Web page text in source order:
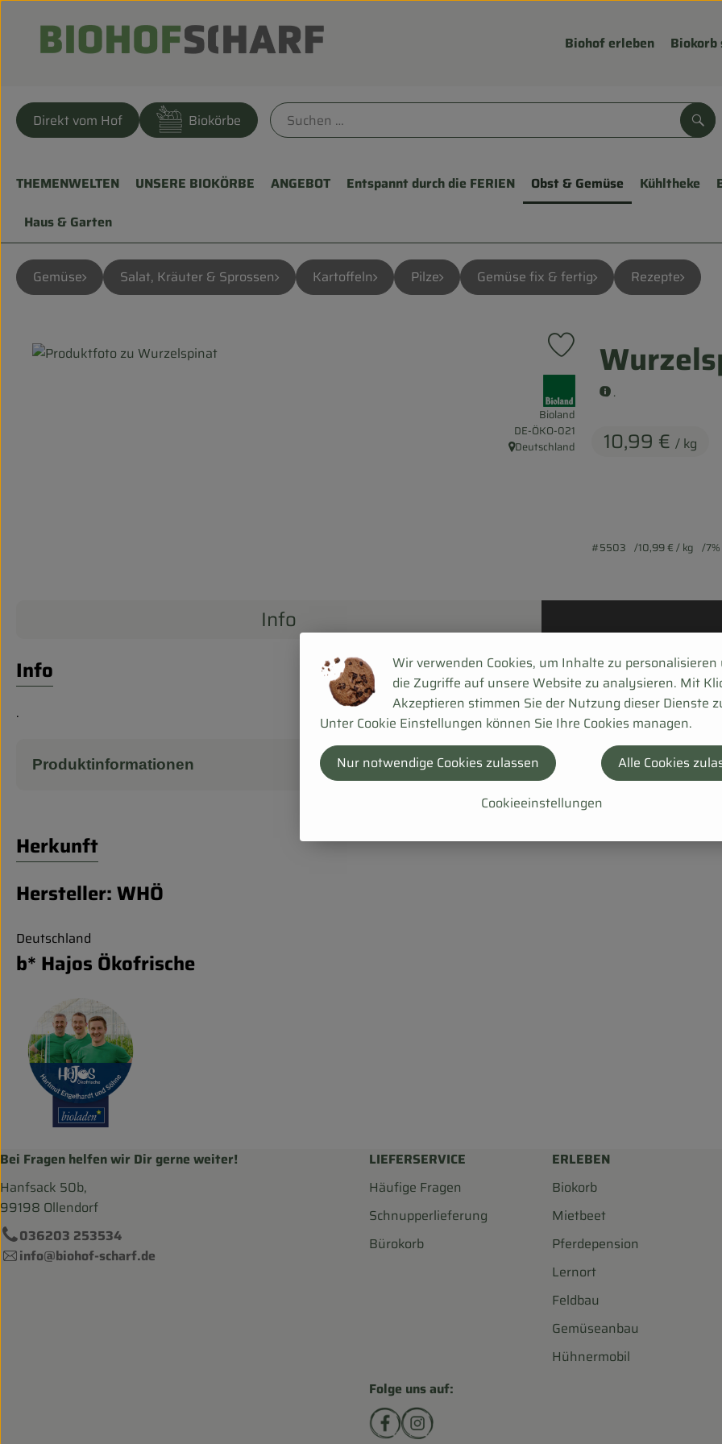
Biohof erleben Biokorb
Direkt vom Hof Biokörbe
THEMENWELTEN UNSERE BIOKÖRBE ANGEBOT Entspannt durch die FERIEN Obst & Gemüse Kühltheke
Haus & Garten
Gemüse Salat, Kräuter & Sprossen Kartoffeln Pilze Gemüse fix & fertig Rezepte
.
10,99 € / kg
Produkt zu Favouriten
Bioland
, Kontrollstelle:
DE-ÖKO-021
, Herkunft:
Deutschland
#5503 10,99 €/ kg
Info
Info
.
Produktinformationen
Herkunft
Hersteller: WHÖ
Deutschland
b* Hajos Ökofrische
Bei Fragen helfen wir Dir gerne weiter!
Hanfsack 50b,
99198 Ollendorf
036203 253534
info@biohof-scharf.de
LIEFERSERVICE
Häufige Fragen
Schnupperlieferung
Bürokorb
ERLEBEN
Biokorb
Mietbeet
Pferdepension
Lernort
Feldbau
Gemüseanbau
Hühnermobil
Folge uns auf:
Externer Link zu https://www.facebook.com/
Externer Link zu https://www.instagram.com/
Wir verwenden Cookies, um Inhalte zu personalisieren
die Zugriffe auf unsere Website zu analysieren. Mit
Akzeptieren stimmen Sie der Nutzung dieser Dienste
Unter Cookie Einstellungen können Sie Ihre Cookies managen.
Cookieeinstellungen
Nur notwendige Cookies zulassen Alle Cookies